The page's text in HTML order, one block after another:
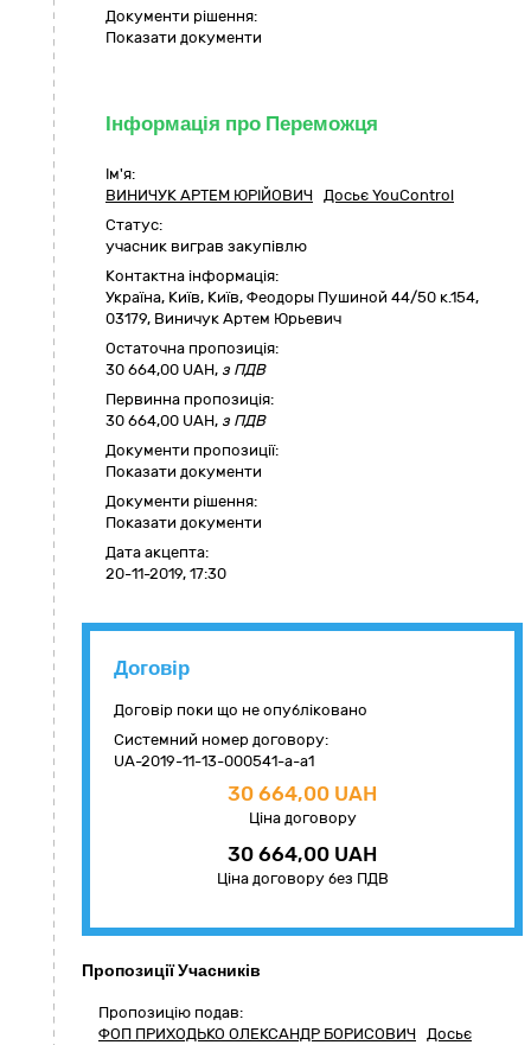
Документи рішення:
Показати документи
Інформація про Переможця
Ім'я:
ВИНИЧУК АРТЕМ ЮРІЙОВИЧ Досьє YouControl
Статус:
учасник виграв закупівлю
Контактна інформація:
Україна, Київ, Київ, Феодоры Пушиной 44/50 к.154,
03179, Виничук Артем Юрьевич
Остаточна пропозиція:
30 664,00 UAH, з ПДВ
Первинна пропозиція:
30 664,00 UAH, з ПДВ
Документи пропозиції:
Показати документи
Документи рішення:
Показати документи
Дата акцепта:
20-11-2019, 17:30
Договір
Договір поки що не опубліковано
Системний номер договору:
UA-2019-11-13-000541-a-a1
30 664,00 UAH
Ціна договору
30 664,00 UAH
Ціна договору без ПДВ
Пропозиції Учасників
Пропозицію подав:
ФОП ПРИХОДЬКО ОЛЕКСАНДР БОРИСОВИЧ Досьє